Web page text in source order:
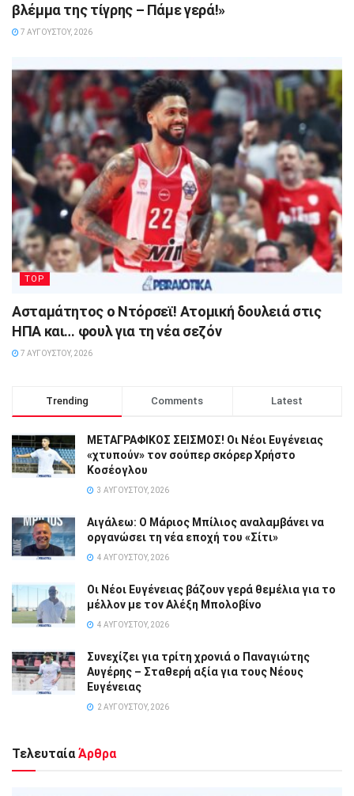
βλέμμα της τίγρης – Πάμε γερά!»
7 ΑΥΓΟΎΣΤΟΥ, 2026
TOP
Ασταμάτητος ο Ντόρσεϊ! Ατομική δουλειά στις
ΗΠΑ και… φουλ για τη νέα σεζόν
7 ΑΥΓΟΎΣΤΟΥ, 2026
Trending Comments Latest
ΜΕΤΑΓΡΑΦΙΚΟΣ ΣΕΙΣΜΟΣ! Οι Νέοι Ευγένειας
«χτυπούν» τον σούπερ σκόρερ Χρήστο
Κοσέογλου
3 ΑΥΓΟΎΣΤΟΥ, 2026
Αιγάλεω: Ο Μάριος Μπίλιος αναλαμβάνει να
οργανώσει τη νέα εποχή του «Σίτι»
4 ΑΥΓΟΎΣΤΟΥ, 2026
Οι Νέοι Ευγένειας βάζουν γερά θεμέλια για το
μέλλον με τον Αλέξη Μπολοβίνο
4 ΑΥΓΟΎΣΤΟΥ, 2026
Συνεχίζει για τρίτη χρονιά ο Παναγιώτης
Αυγέρης – Σταθερή αξία για τους Νέους
Ευγένειας
2 ΑΥΓΟΎΣΤΟΥ, 2026
Τελευταία Άρθρα